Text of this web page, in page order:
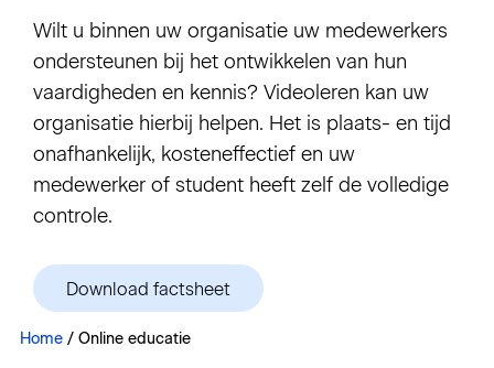
Contact
Sign in
Wilt u binnen uw organisatie uw medewerkers
ondersteunen bij het ontwikkelen van hun
vaardigheden en kennis? Videoleren kan uw
organisatie hierbij helpen. Het is plaats- en tijd
onafhankelijk, kosteneffectief en uw
medewerker of student heeft zelf de volledige
controle.
Download factsheet
Home/ Online educatie